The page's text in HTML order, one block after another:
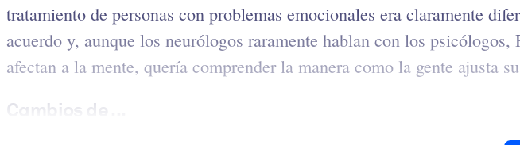
tratamiento de personas con problemas emocionales era claramente
acuerdo y, aunque los neurólogos raramente hablan con los
afectan a la mente, quería comprender la manera como la gente ajusta
Cambios de ...